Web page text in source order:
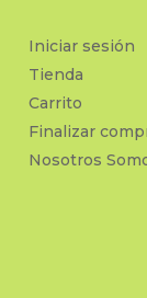
Iniciar sesión
Tienda
Carrito
Finalizar
Nosotros